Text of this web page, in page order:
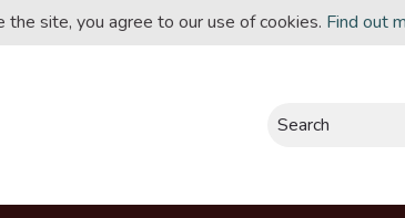
site, you agree to our use of cookies. Find out
Search